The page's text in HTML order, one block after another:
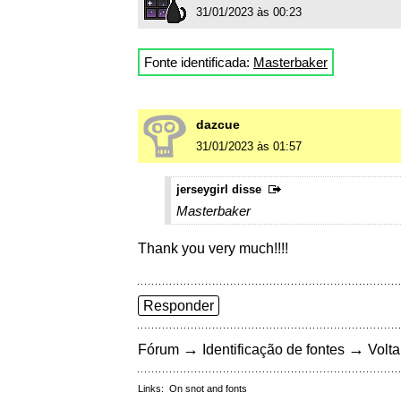
31/01/2023 às 00:23
Fonte identificada: Masterbaker
dazcue
31/01/2023 às 01:57
jerseygirl disse
Masterbaker
Thank you very much!!!!
Responder
Fórum → Identificação de fontes →
Links: On snot and fonts